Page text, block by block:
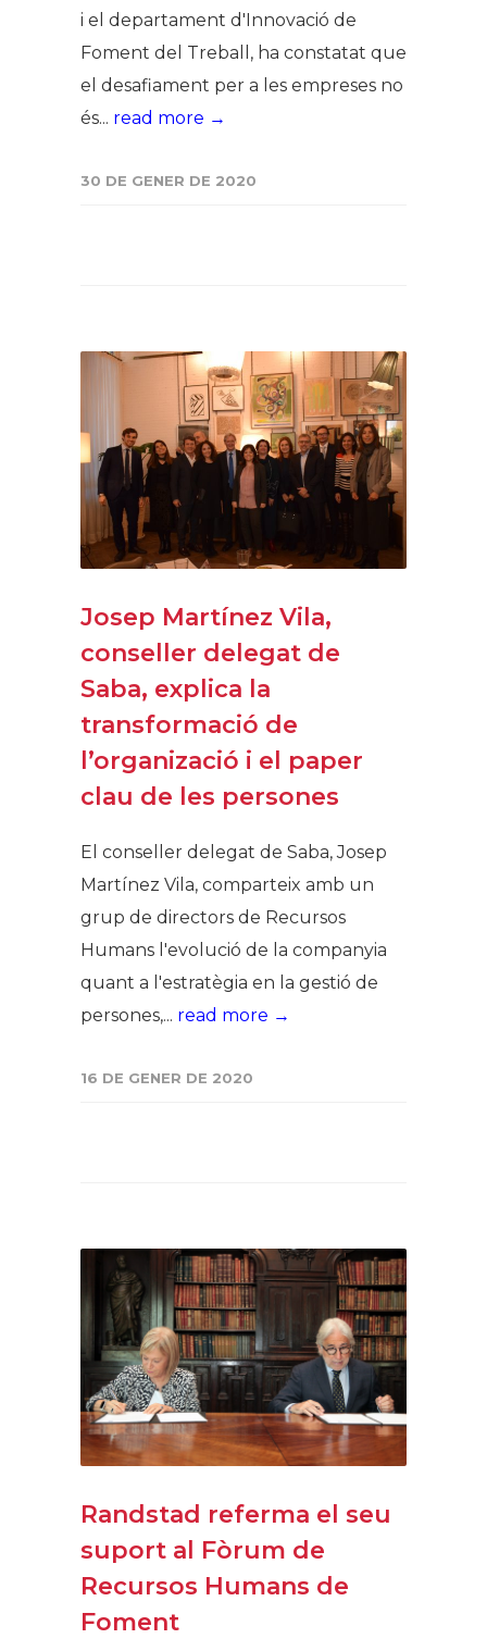
i el departament d'Innovació de
Foment del Treball, ha constatat que
el desafiament per a les empreses no
és... read more →
30 DE GENER DE 2020
Josep Martínez Vila,
conseller delegat de
Saba, explica la
transformació de
l’organizació i el paper
clau de les persones
El conseller delegat de Saba, Josep
Martínez Vila, comparteix amb un
grup de directors de Recursos
Humans l'evolució de la companyia
quant a l'estratègia en la gestió de
persones,... read more →
16 DE GENER DE 2020
Randstad referma el seu
suport al Fòrum de
Recursos Humans de
Foment